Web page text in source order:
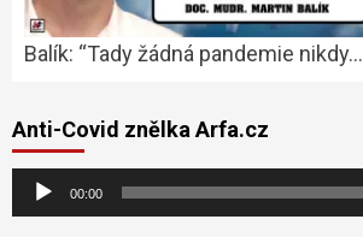
Balík: “Tady žádná pandemie nikdy…
Anti-Covid znělka Arfa.cz
Audio
přehrávač
00:00